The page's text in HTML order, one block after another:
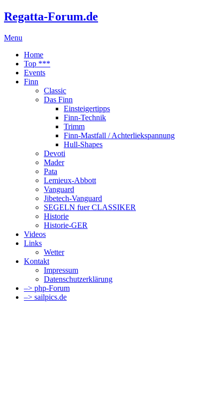
Regatta-Forum.de
Menu
Home
Top ***
Events
Finn
Classic
Das Finn
Einsteigertipps
Finn-Technik
Trimm
Finn-Mastfall / Achterliekspannung
Hull-Shapes
Devoti
Mader
Pata
Lemieux-Abbott
Vanguard
Jibetech-Vanguard
SEGELN fuer CLASSIKER
Historie
Historie-GER
Videos
Links
Wetter
Kontakt
Impressum
Datenschutzerklärung
–> php-Forum
–> sailpics.de